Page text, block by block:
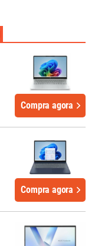
Compra agora
Compra agora